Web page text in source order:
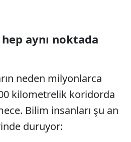
aynı noktada
neden milyonlarca
kilometrelik koridorda
Bilim insanları şu an
duruyor: